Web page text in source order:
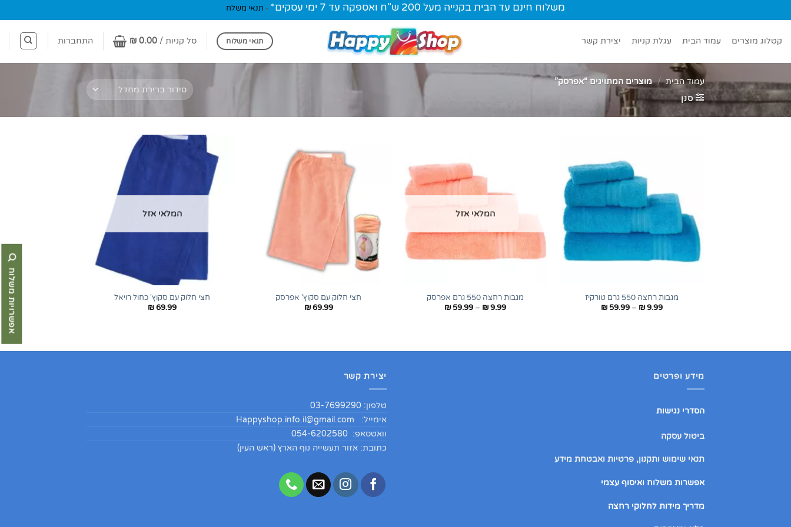
to
משלוח חינם עד הבית בקנייה מעל 200 ש"ח ואספקה עד 7 ימי עסקים* - תנאי משלח
קטלוג מוצרים עמוד הבית עגלת קניות יצירת קשר תנאי משלוח סל קניות / ₪ 0.00 התחברות
עמוד הבית / מוצרים המתויגים “אפרסק”
סנן
מגבות רחצה 550 גרם טורקיז
₪9.99
–
₪ 59.99 טווח
המלאי אזל
מגבות רחצה 550 גרם אפרסק
₪9.99
–
₪ 59.99 טווח
חצי חלוק עם סקוץ' אפרסק
₪69.99
המלאי אזל
חצי חלוק עם סקוץ' כחול רויאל
₪69.99
מידע ופרטים
הסדרי נגישות
ביטול עסקה
תנאי שימוש ותקנון, פרטיות ואבטחת מידע
אפשרות משלוח ואיסוף עצמי
מדריך מידות לחלוקי רחצה
יצירת קשר
טלפון: 03-7699290
אימייל: Happyshop.info.il@gmail.com
וואטסאפ: 054-6202580
כתובת: אזור תעשייה נוף הארץ (ראש העין)
אפשרויות משלוח